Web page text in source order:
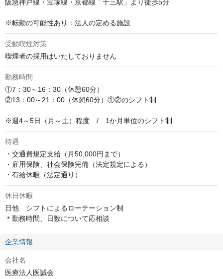
阪急神戸線・宝塚線・京都線「十三駅」より徒歩5分
※転勤の可能性あり：法人の定める施設
受動喫煙対策
喫煙者の採用はいたしておりません
勤務時間
①7：30～16：30（休憩60分）
②13：00～21：00（休憩60分）①②のシフト制
※週4～5日（月～土）程度　/　1か月単位のシフト制
待遇
・交通費規定支給（月50,000円まで）
・雇用保険、社会保険完備（法定規定による）
・有給休暇（法定通り）
休日休暇
日他　シフトによるローテーション制
＊勤務時間、日数について応相談
企業情報
会社名
医療法人医誠会